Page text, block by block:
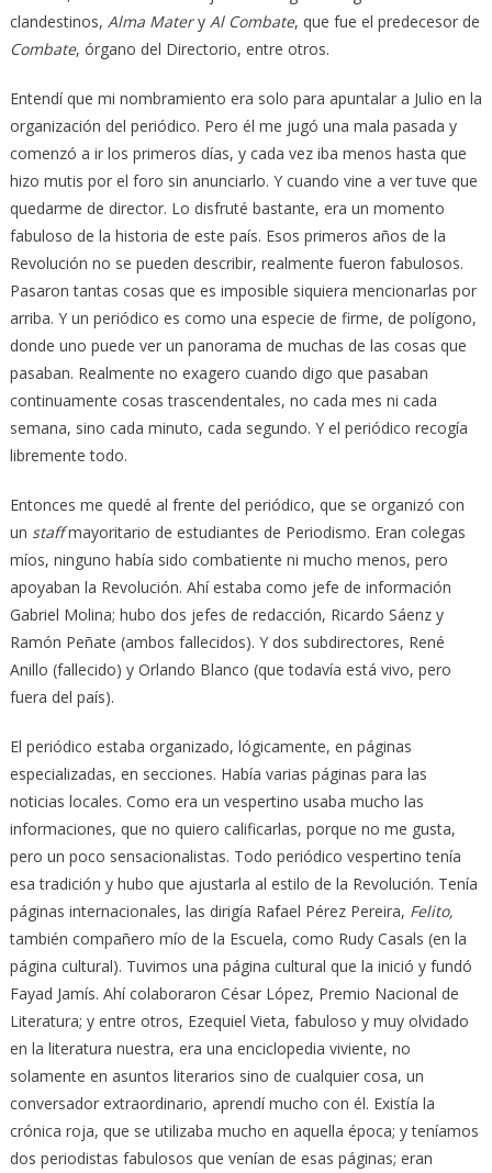
clandestinos, Alma Matery Al Combate, que fue el predecesor de
Combate, órgano del Directorio, entre otros.
Entendí que mi nombramiento era solo para apuntalar a Julio en la
organización del periódico. Pero él me jugó una mala pasada y
comenzó a ir los primeros días, y cada vez iba menos hasta que
hizo mutis por el foro sin anunciarlo. Y cuando vine a ver tuve que
quedarme de director. Lo disfruté bastante, era un momento
fabuloso de la historia de este país. Esos primeros años de la
Revolución no se pueden describir, realmente fueron fabulosos.
Pasaron tantas cosas que es imposible siquiera mencionarlas por
arriba. Y un periódico es como una especie de firme, de polígono,
donde uno puede ver un panorama de muchas de las cosas que
pasaban. Realmente no exagero cuando digo que pasaban
continuamente cosas trascendentales, no cada mes ni cada
semana, sino cada minuto, cada segundo. Y el periódico recogía
libremente todo.
Entonces me quedé al frente del periódico, que se organizó con
un staffmayoritario de estudiantes de Periodismo. Eran colegas
míos, ninguno había sido combatiente ni mucho menos, pero
apoyaban la Revolución. Ahí estaba como jefe de información
Gabriel Molina; hubo dos jefes de redacción, Ricardo Sáenz y
Ramón Peñate (ambos fallecidos). Y dos subdirectores, René
Anillo (fallecido) y Orlando Blanco (que todavía está vivo, pero
fuera del país).
El periódico estaba organizado, lógicamente, en páginas
especializadas, en secciones. Había varias páginas para las
noticias locales. Como era un vespertino usaba mucho las
informaciones, que no quiero calificarlas, porque no me gusta,
pero un poco sensacionalistas. Todo periódico vespertino tenía
esa tradición y hubo que ajustarla al estilo de la Revolución. Tenía
páginas internacionales, las dirigía Rafael Pérez Pereira, Felito,
también compañero mío de la Escuela, como Rudy Casals (en la
página cultural). Tuvimos una página cultural que la inició y fundó
Fayad Jamís. Ahí colaboraron César López, Premio Nacional de
Literatura; y entre otros, Ezequiel Vieta, fabuloso y muy olvidado
en la literatura nuestra, era una enciclopedia viviente, no
solamente en asuntos literarios sino de cualquier cosa, un
conversador extraordinario, aprendí mucho con él. Existía la
crónica roja, que se utilizaba mucho en aquella época; y teníamos
dos periodistas fabulosos que venían de esas páginas; eran